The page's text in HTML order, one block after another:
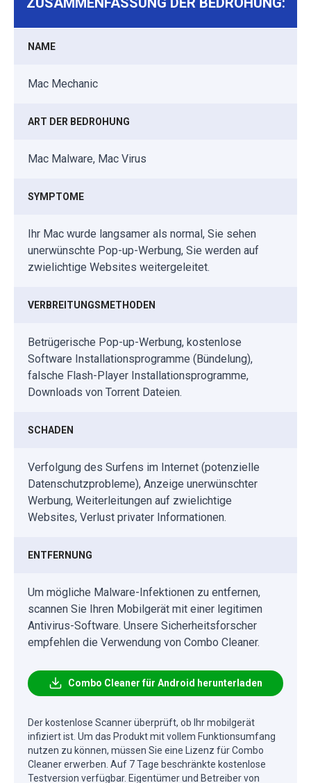
NAME
Mac Mechanic
ART DER BEDROHUNG
Mac Malware, Mac Virus
SYMPTOME
Ihr Mac wurde langsamer als normal, Sie sehen
unerwünschte Pop-up-Werbung, Sie werden auf
zwielichtige Websites weitergeleitet.
VERBREITUNGSMETHODEN
Betrügerische Pop-up-Werbung, kostenlose
Software Installationsprogramme (Bündelung),
falsche Flash-Player Installationsprogramme,
Downloads von Torrent Dateien.
SCHADEN
Verfolgung des Surfens im Internet (potenzielle
Datenschutzprobleme), Anzeige unerwünschter
Werbung, Weiterleitungen auf zwielichtige
Websites, Verlust privater Informationen.
ENTFERNUNG
Um mögliche Malware-Infektionen zu entfernen,
scannen Sie Ihren Mobilgerät mit einer legitimen
Antivirus-Software. Unsere Sicherheitsforscher
empfehlen die Verwendung von Combo Cleaner.
Combo Cleaner für Android herunterladen
Der kostenlose Scanner überprüft, ob Ihr mobilgerät
infiziert ist. Um das Produkt mit vollem Funktionsumfang
nutzen zu können, müssen Sie eine Lizenz für Combo
Cleaner erwerben. Auf 7 Tage beschränkte kostenlose
Testversion verfügbar. Eigentümer und Betreiber von